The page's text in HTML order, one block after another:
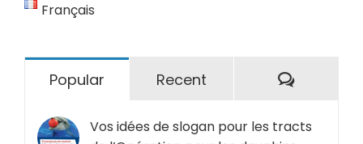
Français
Popular Recent
Vos idées de slogan pour les tracts